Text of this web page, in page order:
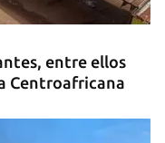
entre ellos
Centroafricana